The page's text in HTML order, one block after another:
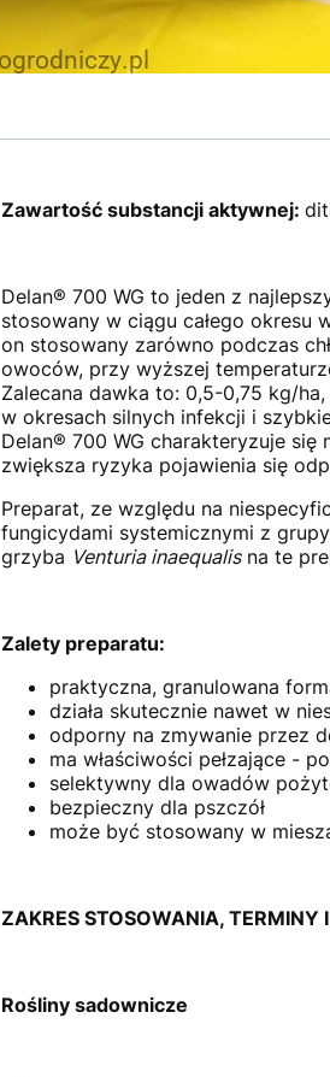
Zawartość substancji aktywnej:
Delan® 700 WG to jeden z
stosowany w ciągu całego okresu
on stosowany zarówno podczas
owoców, przy wyższej
Zalecana dawka to: 0,5-0,75 kg/
w okresach silnych infekcji i
Delan® 700 WG charakteryzuje się
zwiększa ryzyka pojawienia się
Preparat, ze względu na
fungicydami systemicznymi z
grzyba Venturia inaequalisna te
Zalety preparatu:
praktyczna, granulowana
działa skutecznie nawet w
odporny na zmywanie przez
ma właściwości pełzające -
selektywny dla owadów
bezpieczny dla pszczół
może być stosowany w
ZAKRES STOSOWANIA, TERMINY
Rośliny sadownicze